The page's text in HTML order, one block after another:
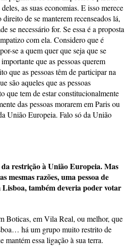
as suas economias. E isso merece
de se manterem recenseados lá,
se necessário for. Se essa é a proposta
com ela. Considero que é
se a quem quer que seja que se
que as pessoas querem
que as pessoas têm de participar na
são aqueles que as pessoas
que tem de estar constitucionalmente
das pessoas morarem em Paris ou
União Europeia. Falo só da União
restrição à União Europeia. Mas
mesmas razões, uma pessoa de
também deveria poder votar
Boticas, em Vila Real, ou melhor, que
há um grupo muito restrito de
mantém essa ligação à sua terra.